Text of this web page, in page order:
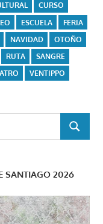
CURSO
ESCUELA
FERIA
NAVIDAD
OTOÑO
RUTA
SANGRE
VENTIPPO
BUSCAR
SANTIAGO 2026